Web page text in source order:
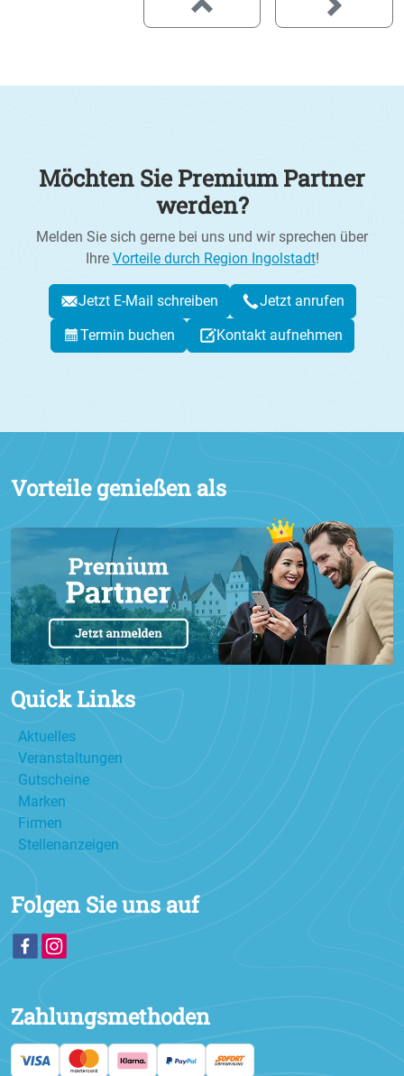
Möchten Sie Premium Partner
werden?
Melden Sie sich gerne bei uns und wir sprechen über
Ihre Vorteile durch Region Ingolstadt!
Jetzt E-Mail schreiben
Jetzt anrufen
Termin buchen
Kontakt aufnehmen
Vorteile genießen als
Quick Links
Aktuelles
Veranstaltungen
Gutscheine
Marken
Firmen
Stellenanzeigen
Folgen Sie uns auf
Zahlungsmethoden